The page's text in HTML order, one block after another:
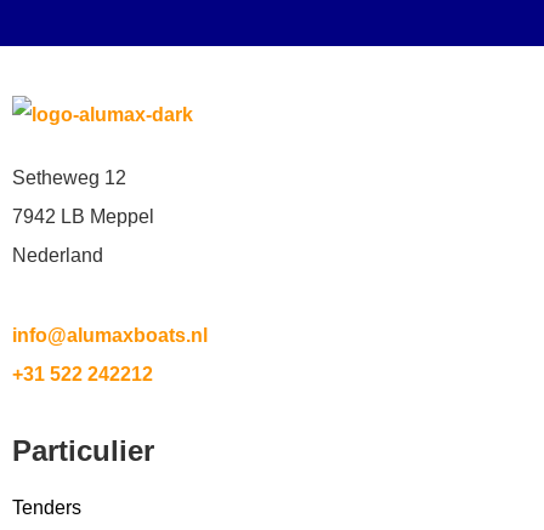
Setheweg 12
7942 LB Meppel
Nederland
info@alumaxboats.nl
+31 522 242212
Particulier
Tenders